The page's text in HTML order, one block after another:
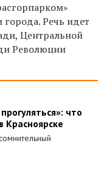
Речь идет
Центральной
Революции
что
Красноярске